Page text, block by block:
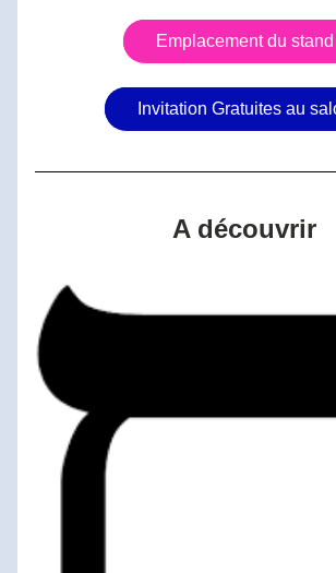
Emplacement du stand
Invitation Gratuites au
A découvrir